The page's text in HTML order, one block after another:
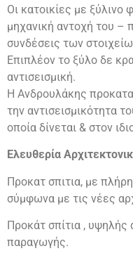
Οι κατοικίες με
μηχανική αντοχή του –
συνδέσεις των
Επιπλέον το ξύλο δε
αντισεισμική.
Η Ανδρουλάκης
την αντισεισμικότητα
οποία δίνεται & στον
Ελευθερία
Προκατ σπιτια, με
σύμφωνα με τις νέες
Προκάτ σπίτια ,
παραγωγής.